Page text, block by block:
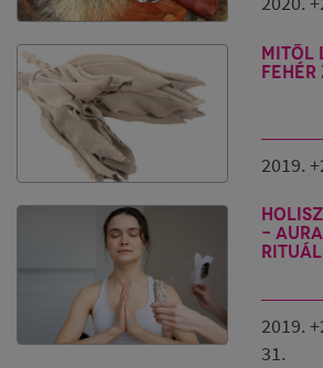
fűszeres illattal . Minőségéből
addig füstölj belőle, amíg számodra
TIPP: tegyél belőle az oltárra
üvegcsében, vagy esetleg az ágyad
energiája a szándékoddal
Szépséggel, áldással
Florasense
Mitől
fehér
2019.
-
2019.
31.